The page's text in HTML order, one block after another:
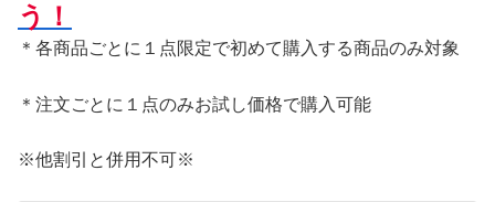
う！
＊各商品ごとに１点限定で初めて購入する商品のみ対象
＊注文ごとに１点のみお試し価格で購入可能
※他割引と併用不可※